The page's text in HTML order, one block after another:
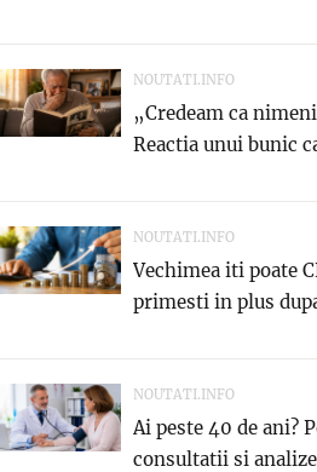
NOUTATI.INFO
„Credeam ca
Reactia unui bunic
NOUTATI.INFO
Vechimea iti poate
primesti in plus
NOUTATI.INFO
Ai peste 40 de ani?
consultatii si